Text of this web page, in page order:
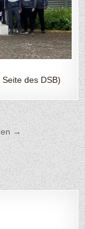
des DSB)
→